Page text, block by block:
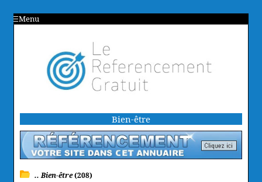
Menu
Bien-être
.. Bien-être(208)